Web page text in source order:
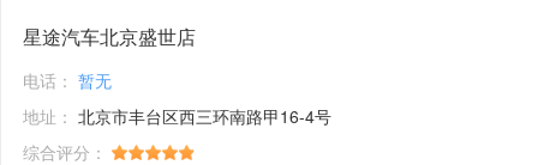
星途汽车北京盛世店
电话： 暂无
地址： 北京市丰台区西三环南路甲16-4号
综合评分：